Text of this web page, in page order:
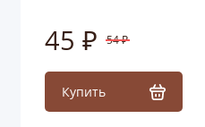
45 ₽ 54 ₽
Купить